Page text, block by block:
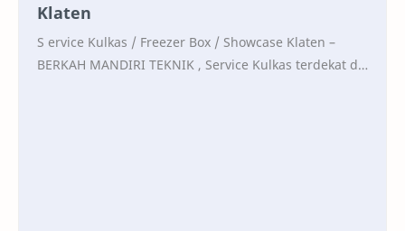
Klaten
S ervice Kulkas / Freezer Box / Showcase Klaten –
BERKAH MANDIRI TEKNIK , Service Kulkas terdekat di